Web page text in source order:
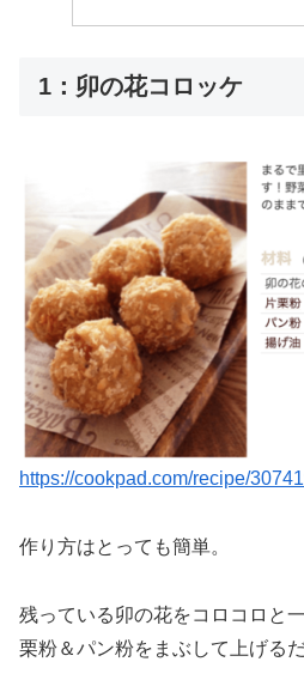
1：卯の花コロッケ
https://cookpad.com/recipe/
作り方はとっても簡単。
残っている卯の花をコロコロと
栗粉＆パン粉をまぶして上げるだ